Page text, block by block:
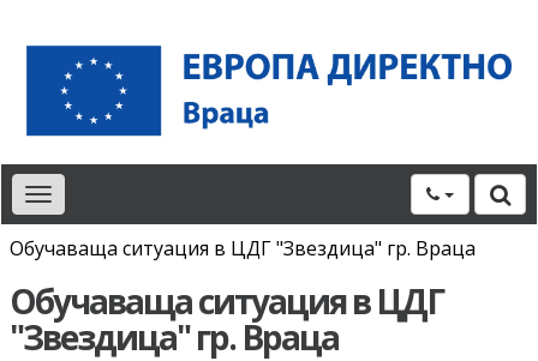
Toggle
navigation
Обучаваща ситуация в ЦДГ "Звездица" гр. Враца
Обучаваща ситуация в ЦДГ
"Звездица" гр. Враца